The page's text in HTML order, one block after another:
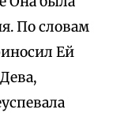
По словам
Ей